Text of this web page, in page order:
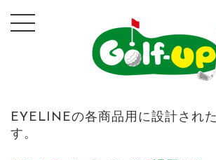
EYELINEの各商品用に設計され
す。